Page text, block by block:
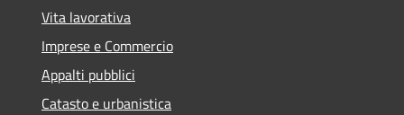
Vita lavorativa
Imprese e Commercio
Appalti pubblici
Catasto e urbanistica